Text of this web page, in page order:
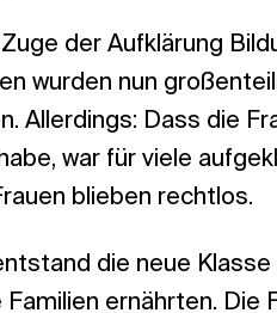
der Aufklärung
wurden nun
Allerdings: Dass die
war für viele
blieben rechtlos.
die neue
ernährten. Die